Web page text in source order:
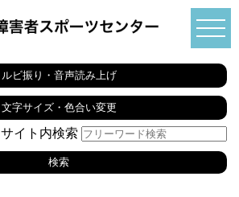
ルビ振り・音声読み上げ
文字サイズ・色合い変更
サイト内検索